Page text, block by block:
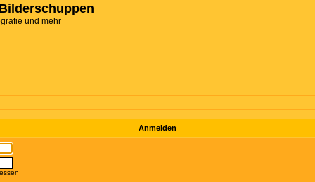
und mehr
Anmelden